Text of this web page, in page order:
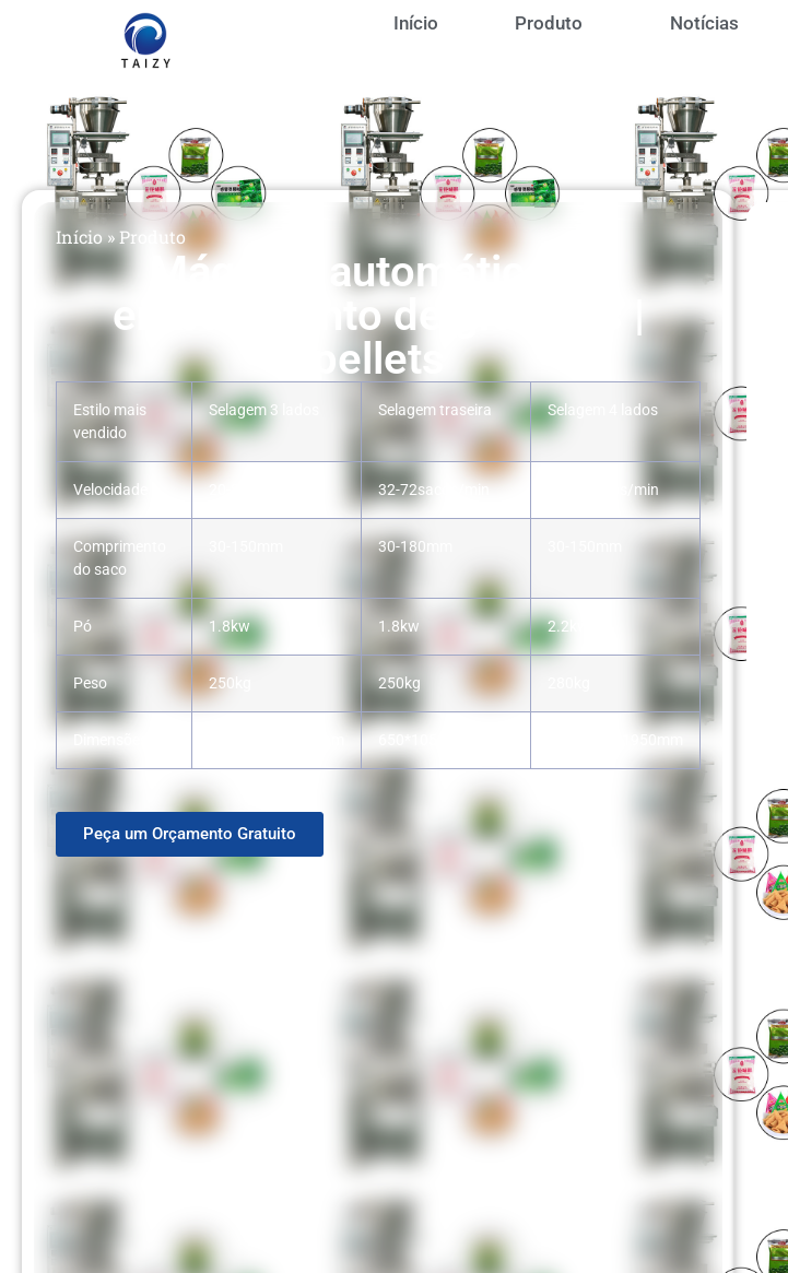
Início Produto Notícias
Início »Produto
Máquina automática de
embalamento de grânulos |
pellets
Estilo mais
vendido
Selagem 3 lados Selagem traseira Selagem 4 lados
Velocidade 32-72sacos/min 24-60sacos/min
Comprimento
do saco
30-180mm
Pó 1.8kw 1.8kw 2.2kw
Peso 250kg 250kg
1050*650*1950mm
Peça um Orçamento Gratuito